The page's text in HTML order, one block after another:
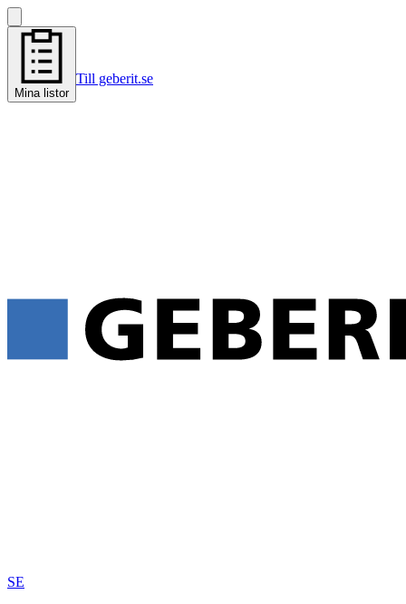
Mina listor
Till geberit.se
SE